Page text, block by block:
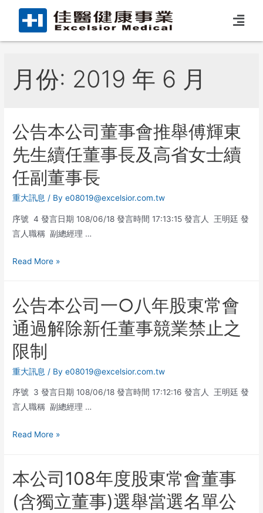
月份: 2019 年 6 月
公告本公司董事會推舉傅輝東
先生續任董事長及高省女士續
任副董事長
重大訊息 / Bye08019@excelsior.com.tw
序號 4 發言日期 108/06/18 發言時間 17:13:15 發言人 王明廷 發
言人職稱 副總經理 …
Read More »
公告本公司一○八年股東常會
通過解除新任董事競業禁止之
限制
重大訊息 / Bye08019@excelsior.com.tw
序號 3 發言日期 108/06/18 發言時間 17:12:16 發言人 王明廷 發
言人職稱 副總經理 …
Read More »
本公司108年度股東常會董事
(含獨立董事)選舉當選名單公